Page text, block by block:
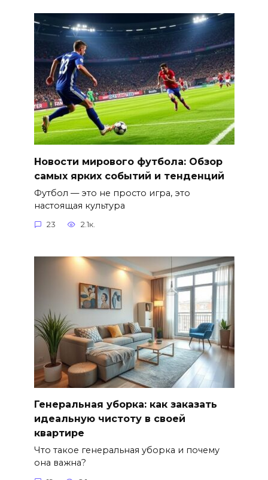
Новости мирового футбола: Обзор
самых ярких событий и тенденций
Футбол — это не просто игра, это
настоящая культура
23 2.1к.
Генеральная уборка: как заказать
идеальную чистоту в своей
квартире
Что такое генеральная уборка и почему
она важна?